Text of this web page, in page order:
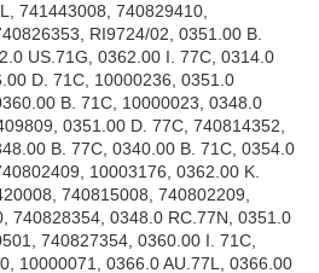
741443008, 740829410,
RI9724/02, 0351.00 B.
US.71G, 0362.00 I. 77C, 0314.0
D. 71C, 10000236, 0351.0
B. 71C, 10000023, 0348.0
0351.00 D. 77C, 740814352,
B. 77C, 0340.00 B. 71C, 0354.0
10003176, 0362.00 K.
740815008, 740802209,
740828354, 0348.0 RC.77N, 0351.0
740827354, 0360.00 I. 71C,
10000071, 0366.0 AU.77L, 0366.00